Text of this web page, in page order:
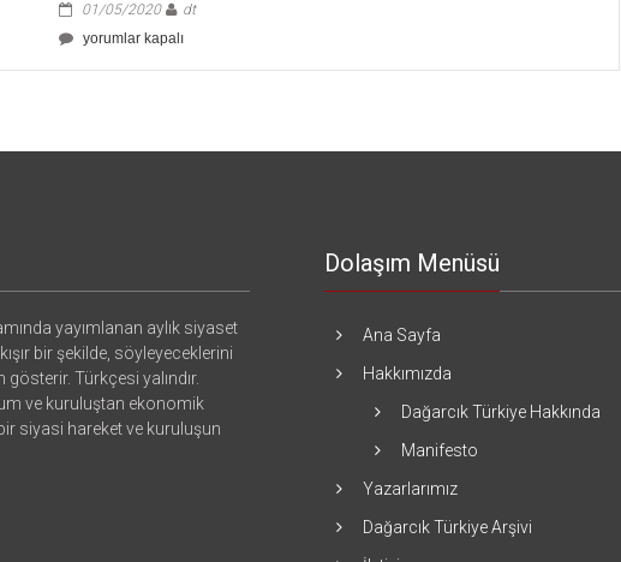
01/05/2020
dt
Analiz
yorumlar kapalı
yayımlanan aylık siyaset
bir şekilde, söyleyeceklerini
Türkçesi yalındır.
ve kuruluştan ekonomik
siyasi hareket ve kuruluşun
Dolaşım Menüsü
Ana Sayfa
Hakkımızda
Dağarcık Türkiye Hakkında
Manifesto
Yazarlarımız
Dağarcık Türkiye Arşivi